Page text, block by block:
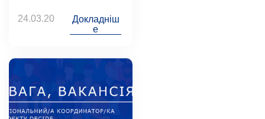
24.03.20
Докладніш
е